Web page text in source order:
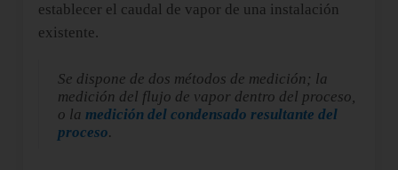
establecer el caudal de vapor de una instalación
existente.
Se dispone de dos métodos de medición; la
medición del flujo de vapor dentro del proceso,
o lamedición del condensado resultante del
proceso.